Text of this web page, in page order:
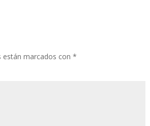
están marcados con*